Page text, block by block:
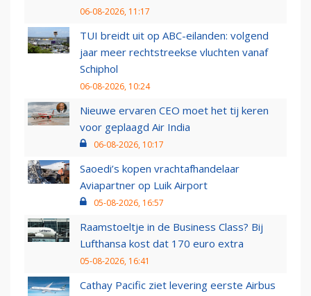
06-08-2026, 11:17
TUI breidt uit op ABC-eilanden: volgend
jaar meer rechtstreekse vluchten vanaf
Schiphol
06-08-2026, 10:24
Nieuwe ervaren CEO moet het tij keren
voor geplaagd Air India
06-08-2026, 10:17
Saoedi’s kopen vrachtafhandelaar
Aviapartner op Luik Airport
05-08-2026, 16:57
Raamstoeltje in de Business Class? Bij
Lufthansa kost dat 170 euro extra
05-08-2026, 16:41
Cathay Pacific ziet levering eerste Airbus